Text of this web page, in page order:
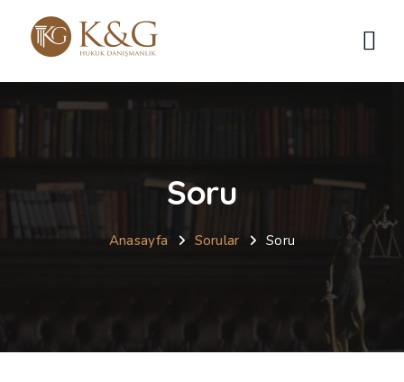
Soru
Anasayfa Sorular Soru